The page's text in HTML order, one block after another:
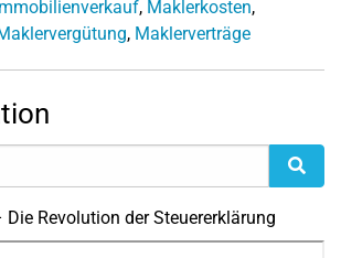
Immobilienverkauf, Maklerkosten,
, Maklerverträge
Die Revolution der Steuererklärung